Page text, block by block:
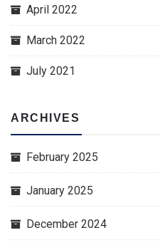
April 2022
March 2022
July 2021
ARCHIVES
February 2025
January 2025
December 2024